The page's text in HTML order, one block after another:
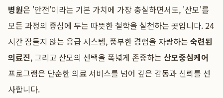
병원은 '안전'이라는 기본 가치에 가장 충실하면서도, '산모'를
모든 과정의 중심에 두는 따뜻한 철학을 실천하는 곳입니다. 24
시간 잠들지 않는 응급 시스템, 풍부한 경험을 자랑하는 숙련된
의료진, 그리고 산모의 선택을 폭넓게 존중하는 산모중심케어
프로그램은 단순한 의료 서비스를 넘어 깊은 감동과 신뢰를 선
사합니다.